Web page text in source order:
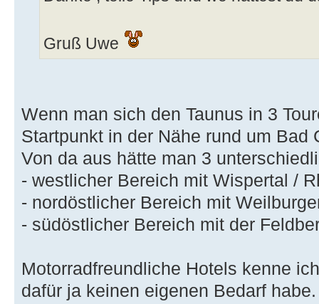
Gruß Uwe
Wenn man sich den Taunus in 3
Startpunkt in der Nähe rund um Bad
Von da aus hätte man 3
- westlicher Bereich mit Wispertal /
- nordöstlicher Bereich mit
- südöstlicher Bereich mit der
Motorradfreundliche Hotels kenne
dafür ja keinen eigenen Bedarf habe.